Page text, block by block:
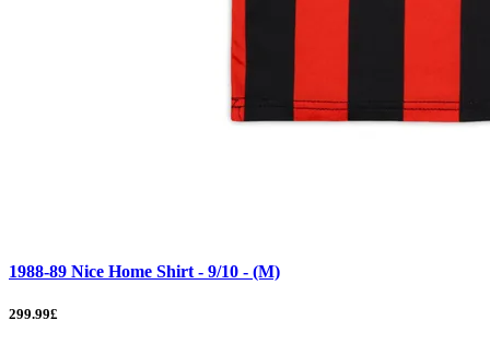
1988-89 Nice Home Shirt - 9/10 - (M)
299.99£